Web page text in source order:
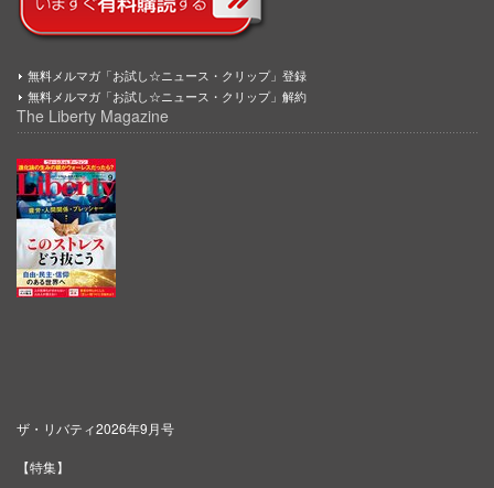
無料メルマガ「お試し☆ニュース・クリップ」登録
無料メルマガ「お試し☆ニュース・クリップ」解約
The Liberty Magazine
ザ・リバティ2026年9月号
【特集】